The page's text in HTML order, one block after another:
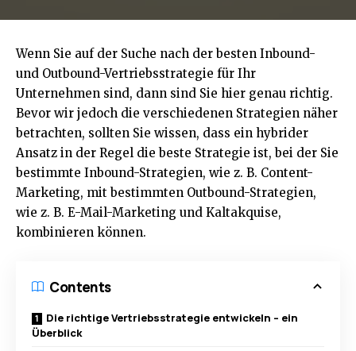
Wenn Sie auf der Suche nach der besten Inbound-
und Outbound-Vertriebsstrategie für Ihr
Unternehmen sind, dann sind Sie hier genau richtig.
Bevor wir jedoch die verschiedenen Strategien näher
betrachten, sollten Sie wissen, dass ein hybrider
Ansatz in der Regel die beste Strategie ist, bei der Sie
bestimmte Inbound-Strategien, wie z. B. Content-
Marketing, mit bestimmten Outbound-Strategien,
wie z. B. E-Mail-Marketing und Kaltakquise,
kombinieren können.
Contents
Die richtige Vertriebsstrategie entwickeln – ein
Überblick